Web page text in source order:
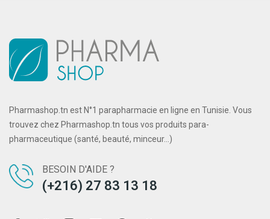
Pharmashop.tn est N°1 parapharmacie en ligne en Tunisie. Vous
trouvez chez Pharmashop.tn tous vos produits para-
pharmaceutique (santé, beauté, minceur...)
BESOIN D'AIDE ?
(+216) 27 83 13 18